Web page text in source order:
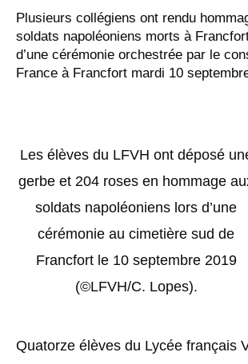
Plusieurs collégiens ont rendu
soldats napoléoniens morts à
d’une cérémonie orchestrée par le
France à Francfort mardi 10
Les élèves du LFVH ont déposé
gerbe et 204 roses en hommage
soldats napoléoniens lors d’une
cérémonie au cimetière sud de
Francfort le 10 septembre 2019
(©LFVH/C. Lopes).
Quatorze élèves du Lycée français